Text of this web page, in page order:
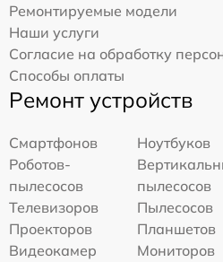
Ремонтируемые модели
Наши услуги
Согласие на обработку
Способы оплаты
Ремонт устройств
Смартфонов
Ноутбуков
Роботов-
пылесосов
пылесосов
Телевизоров
Пылесосов
Проекторов
Планшетов
Видеокамер
Мониторов